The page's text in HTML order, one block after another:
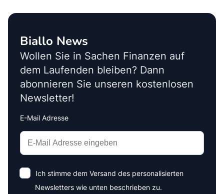
Biallo News
Wollen Sie in Sachen Finanzen auf
dem Laufenden bleiben? Dann
abonnieren Sie unseren kostenlosen
Newsletter!
E-Mail Adresse
Interests
Amount
Ich stimme dem Versand des personalisierten
Newsletters wie unten beschrieben zu.